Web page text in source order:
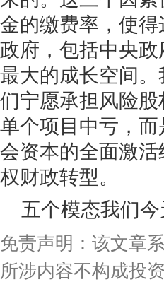
金的缴费率，使
政府，包括中央
最大的成长空间
们宁愿承担风险
单个项目中亏，
会资本的全面激
权财政转型。
五个模态我们
免责声明：该文章
所涉内容不构成投